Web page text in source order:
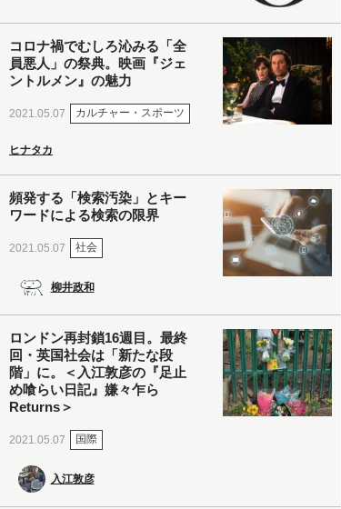
コロナ禍でむしろ沁みる「全
員悪人」の祭典。映画『ジェ
ントルメン』の魅力
2021.05.07 カルチャー・スポーツ
ヒナタカ
頻発する「検索汚染」とキー
ワードによる検索の限界
2021.05.07 社会
柳井政和
ロンドン再封鎖16週目。最終
回・英国社会は「新たな段
階」に。＜入江敦彦の『足止
め喰らい日記』嫌々乍ら
Returns＞
2021.05.07 国際
入江敦彦